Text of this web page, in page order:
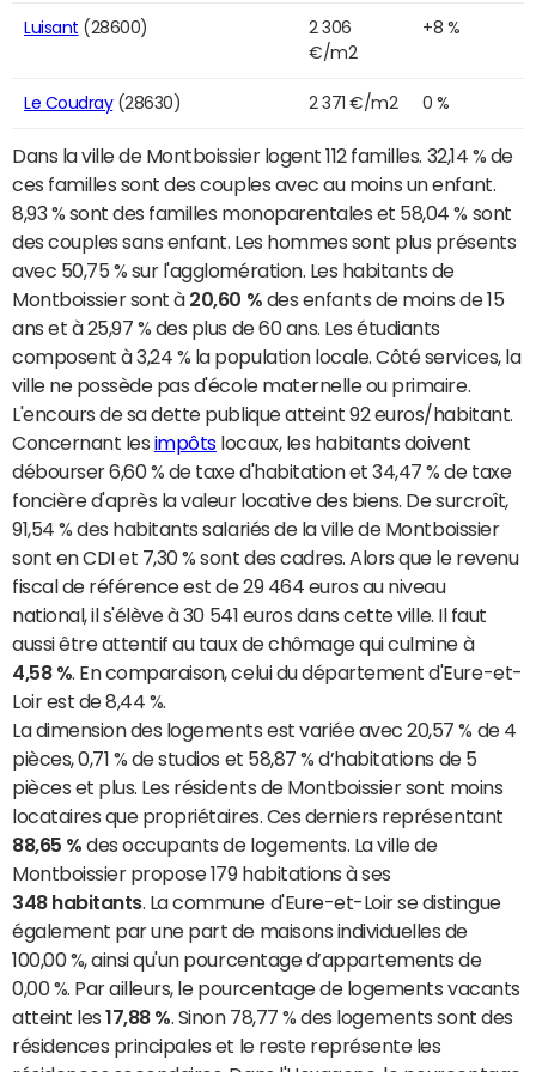
Luisant (28600)
2 306
€/m2
+8 %
Le Coudray(28630) 2 371 €/m2 0 %
Dans la ville de Montboissier logent 112 familles. 32,14 % de
ces familles sont des couples avec au moins un enfant.
8,93 % sont des familles monoparentales et 58,04 % sont
des couples sans enfant. Les hommes sont plus présents
avec 50,75 % sur l'agglomération. Les habitants de
Montboissier sont à 20,60 % des enfants de moins de 15
ans et à 25,97 % des plus de 60 ans. Les étudiants
composent à 3,24 % la population locale. Côté services, la
ville ne possède pas d'école maternelle ou primaire.
L'encours de sa dette publique atteint 92 euros/habitant.
Concernant les impôtslocaux, les habitants doivent
débourser 6,60 % de taxe d'habitation et 34,47 % de taxe
foncière d'après la valeur locative des biens. De surcroît,
91,54 % des habitants salariés de la ville de Montboissier
sont en CDI et 7,30 % sont des cadres. Alors que le revenu
fiscal de référence est de 29 464 euros au niveau
national, il s'élève à 30 541 euros dans cette ville. Il faut
aussi être attentif au taux de chômage qui culmine à
4,58 % . En comparaison, celui du département d'Eure-et-
Loir est de 8,44 %.
La dimension des logements est variée avec 20,57 % de 4
pièces, 0,71 % de studios et 58,87 % d’habitations de 5
pièces et plus. Les résidents de Montboissier sont moins
locataires que propriétaires. Ces derniers représentant
88,65 % des occupants de logements. La ville de
Montboissier propose 179 habitations à ses
348 habitants. La commune d'Eure-et-Loir se distingue
également par une part de maisons individuelles de
100,00 %, ainsi qu'un pourcentage d’appartements de
0,00 %. Par ailleurs, le pourcentage de logements vacants
atteint les17,88 % . Sinon 78,77 % des logements sont des
résidences principales et le reste représente les